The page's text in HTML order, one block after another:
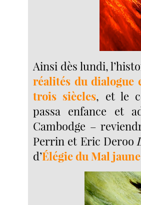
Ainsi dès lundi,
réalités du dialogue
trois siècles, et le
passa enfance et
Cambodge –
Perrin et Eric Deroo
d’Élégie du Mal jaune